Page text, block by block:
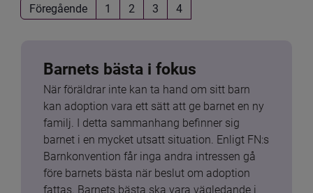
Föregående 1 2 3 4
Barnets bästa i fokus
När föräldrar inte kan ta hand om sitt barn
kan adoption vara ett sätt att ge barnet en ny
familj. I detta sammanhang befinner sig
barnet i en mycket utsatt situation. Enligt FN:s
Barnkonvention får inga andra intressen gå
före barnets bästa när beslut om adoption
fattas. Barnets bästa ska vara vägledande i